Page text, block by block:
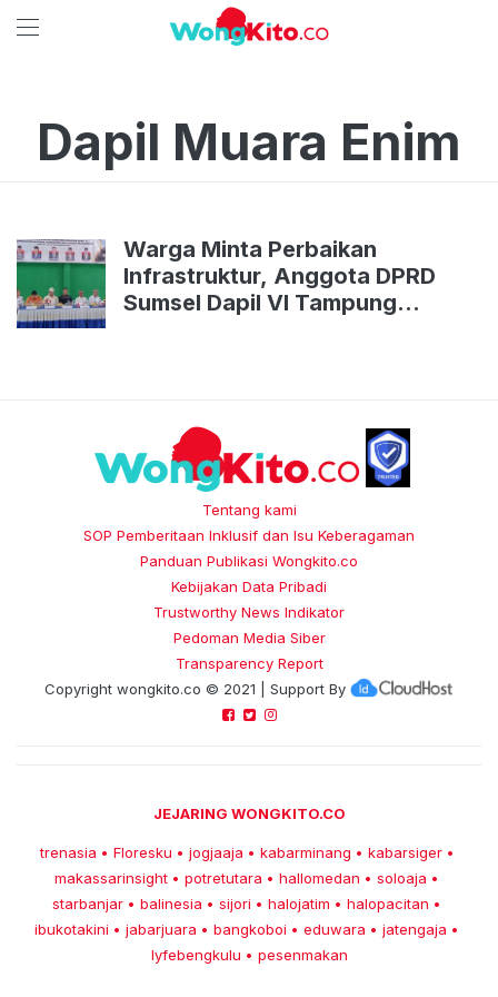
Dapil Muara Enim
Warga Minta Perbaikan
Infrastruktur, Anggota DPRD
Sumsel Dapil VI Tampung
Tentang kami
SOP Pemberitaan Inklusif dan Isu Keberagaman
Panduan Publikasi Wongkito.co
Kebijakan Data Pribadi
Trustworthy News Indikator
Pedoman Media Siber
Transparency Report
Copyright wongkito.co © 2021 | Support By
JEJARING WONGKITO.CO
trenasia • Floresku • jogjaaja • kabarminang • kabarsiger •
makassarinsight • potretutara • hallomedan • soloaja •
starbanjar • balinesia • sijori • halojatim • halopacitan •
ibukotakini • jabarjuara • bangkoboi • eduwara • jatengaja •
lyfebengkulu • pesenmakan